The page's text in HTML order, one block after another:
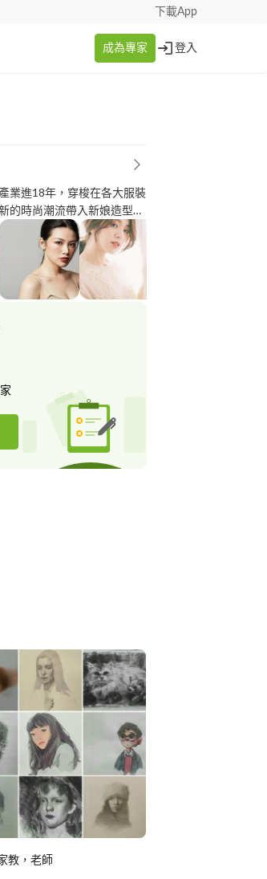
下載App
成為專家 登入
業進18年，穿梭在各大服裝
的時尚潮流帶入新娘造型之
造出不落套俗專屬美麗造
的客戶享有明星名模般的造
一次見面時，內心就自動判
個人嗎？」一個是，「我
多過於完美的自我介紹，不
透過專業的個人形象設計，
業
教，老師